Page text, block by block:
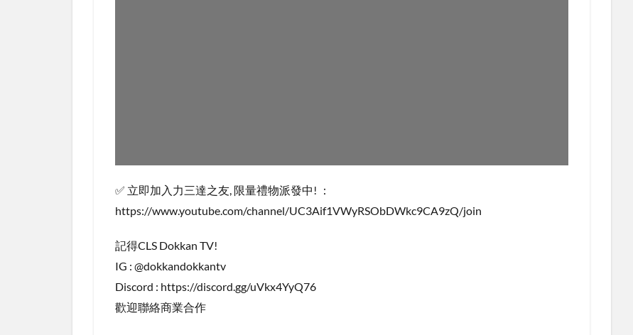
✅ 立即加入力三達之友, 限量禮物派發中! ：
https://www.youtube.com/channel/UC3Aif1VWyRSObDWkc9CA9zQ/join
記得CLS Dokkan TV!
IG : @dokkandokkantv
Discord : https://discord.gg/uVkx4YyQ76
歡迎聯絡商業合作